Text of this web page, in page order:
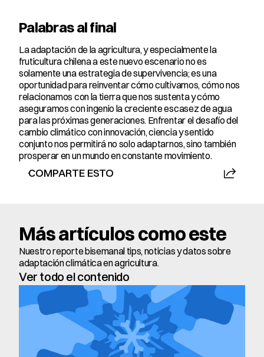
Palabras al final
La adaptación de la agricultura, y especialmente la
fruticultura chilena a este nuevo escenario no es
solamente una estrategia de supervivencia; es una
oportunidad para reinventar cómo cultivamos, cómo nos
relacionamos con la tierra que nos sustenta y cómo
aseguramos con ingenio la creciente escasez de agua
para las próximas generaciones. Enfrentar el desafío del
cambio climático con innovación, ciencia y sentido
conjunto nos permitirá no solo adaptarnos, sino también
prosperar en un mundo en constante movimiento.
COMPARTE ESTO
Más artículos como este
Nuestro reporte bisemanal tips, noticias y datos sobre
adaptación climática en agricultura.
Ver todo el contenido